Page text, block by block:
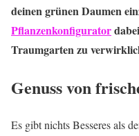
deinen grünen Daumen
Pflanzenkonfigurator
Traumgarten zu
Genuss von
Es gibt nichts Besseres als